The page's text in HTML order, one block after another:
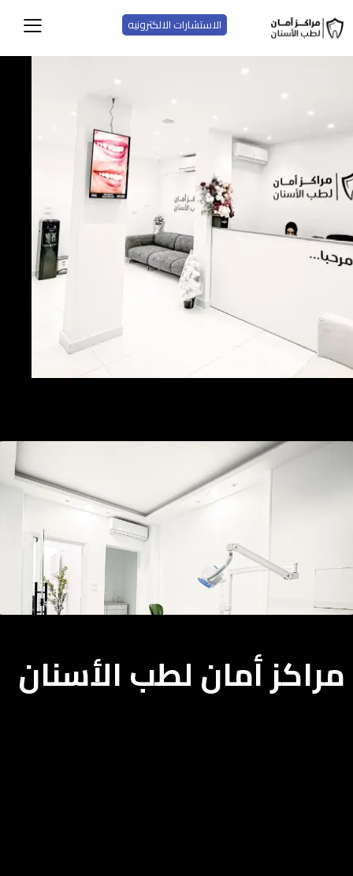
الاستشارات الالكترونيه
مراكز أمان لطب الأسنان